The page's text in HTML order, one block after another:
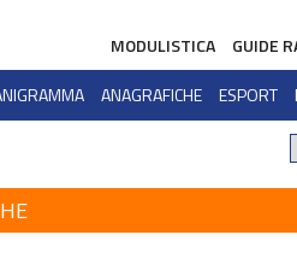
MODULISTICA GUIDE
ANAGRAFICHE ESPORT